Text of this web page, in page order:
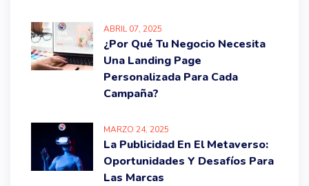
ABRIL07, 2025
¿Por Qué Tu Negocio Necesita
Una Landing Page
Personalizada Para Cada
Campaña?
MARZO 24, 2025
La Publicidad En El Metaverso:
Oportunidades Y Desafíos Para
Las Marcas